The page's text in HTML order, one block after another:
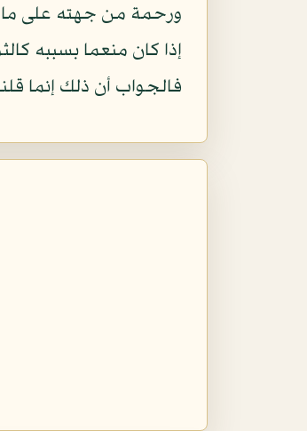
ورحمة من جهته على ما
إذا كان منعما بسببه
فالجواب أن ذلك إنما